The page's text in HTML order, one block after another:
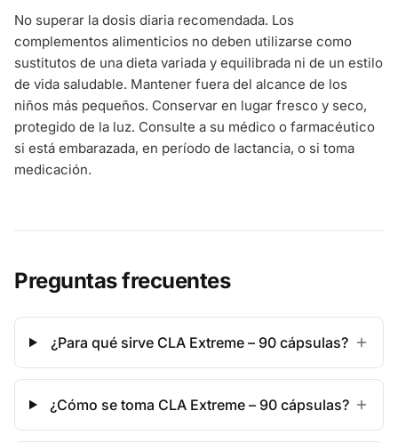
No superar la dosis diaria recomendada. Los
complementos alimenticios no deben utilizarse como
sustitutos de una dieta variada y equilibrada ni de un estilo
de vida saludable. Mantener fuera del alcance de los
niños más pequeños. Conservar en lugar fresco y seco,
protegido de la luz. Consulte a su médico o farmacéutico
si está embarazada, en período de lactancia, o si toma
medicación.
Preguntas frecuentes
¿Para qué sirve CLA Extreme – 90 cápsulas?
¿Cómo se toma CLA Extreme – 90 cápsulas?